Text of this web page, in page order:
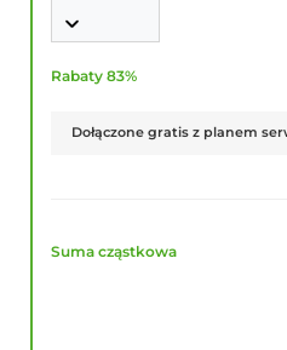
Rabaty 83%
Dołączone gratis z planem
Suma cząstkowa